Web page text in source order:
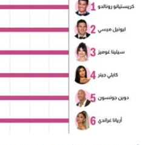
مليارديرات الشاشة
المحتوى في نهاية العام 2025؟